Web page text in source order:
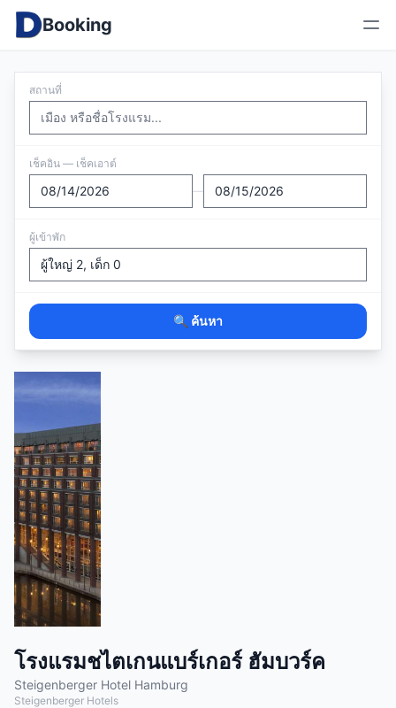
Booking
สถานที่
เช็คอิน — เช็คเอาต์
—
ผู้เข้าพัก
🔍 ค้นหา
โรงแรมชไตเกนแบร์เกอร์ ฮัมบวร์ค
Steigenberger Hotel Hamburg
Steigenberger Hotels